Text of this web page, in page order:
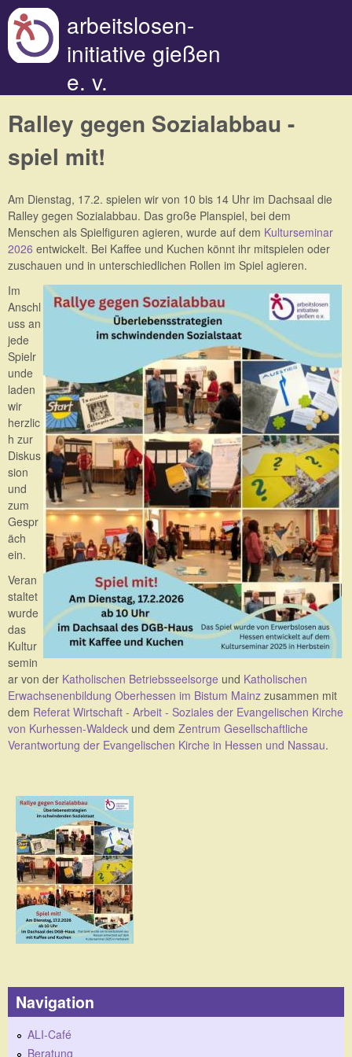
arbeitslosen-
initiative gießen
e. v.
Ralley gegen Sozialabbau -
spiel mit!
Am Dienstag, 17.2. spielen wir von 10 bis 14 Uhr im Dachsaal die
Ralley gegen Sozialabbau. Das große Planspiel, bei dem
Menschen als Spielfiguren agieren, wurde auf dem Kulturseminar
2026 entwickelt. Bei Kaffee und Kuchen könnt ihr mitspielen oder
zuschauen und in unterschiedlichen Rollen im Spiel agieren.
Im
Anschl
uss an
jede
Spielr
unde
laden
wir
herzlic
h zur
Diskus
sion
und
zum
Gespr
äch
ein.
Veran
staltet
wurde
das
Kultur
semin
ar von der Katholischen Betriebsseelsorge und Katholischen
Erwachsenenbildung Oberhessen im Bistum Mainz zusammen mit
dem Referat Wirtschaft - Arbeit - Soziales der Evangelischen Kirche
von Kurhessen-Waldeck und dem Zentrum Gesellschaftliche
Verantwortung der Evangelischen Kirche in Hessen und Nassau.
Navigation
ALI-Café
Beratung